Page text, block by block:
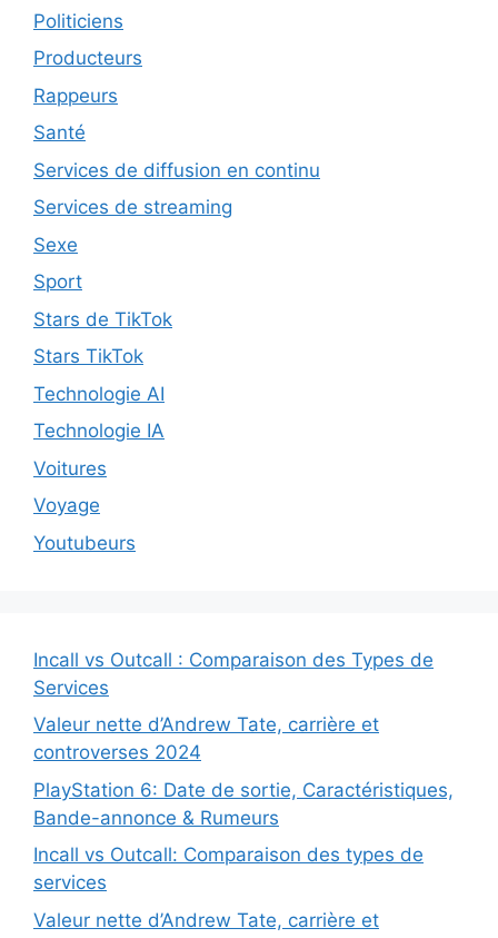
Politiciens
Producteurs
Rappeurs
Santé
Services de diffusion en continu
Services de streaming
Sexe
Sport
Stars de TikTok
Stars TikTok
Technologie AI
Technologie IA
Voitures
Voyage
Youtubeurs
Incall vs Outcall : Comparaison des Types de
Services
Valeur nette d’Andrew Tate, carrière et
controverses 2024
PlayStation 6: Date de sortie, Caractéristiques,
Bande-annonce & Rumeurs
Incall vs Outcall: Comparaison des types de
services
Valeur nette d’Andrew Tate, carrière et